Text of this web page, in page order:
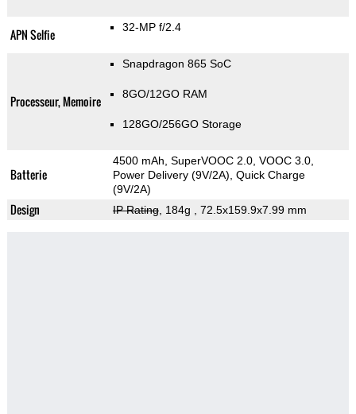
APN Selfie 32-MP f/2.4
Processeur, Memoire
Snapdragon 865 SoC
8GO/12GO RAM
128GO/256GO Storage
Batterie
4500 mAh, SuperVOOC 2.0, VOOC 3.0,
Power Delivery (9V/2A), Quick Charge
(9V/2A)
Design IP Rating, 184g , 72.5x159.9x7.99 mm